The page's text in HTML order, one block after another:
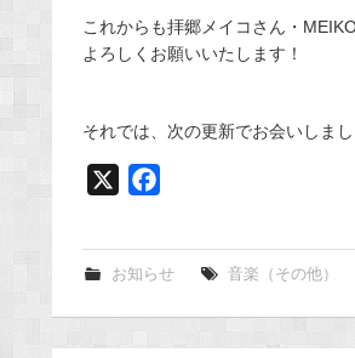
これからも拝郷メイコさん・
よろしくお願いいたします！
それでは、次の更新でお会いしまし
e
お知らせ 音楽（その他）